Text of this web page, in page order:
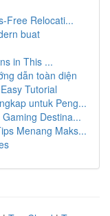
Free Relocati...
buat
in This ...
dẫn toàn diện
Tutorial
untuk Peng...
Destina...
Menang Maks...